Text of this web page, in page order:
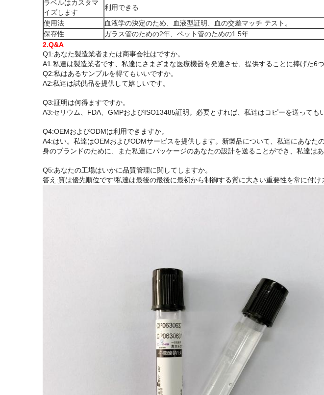
ラベルはカスタマ
イズします
利用できる
使用法
血液学の決定のため、血液型証明、血の交差マッチ テスト。
保存性
ガラス管のための2年、ペット管のための1.5年
2.Q&A
Q1:あなた製造業者または商事会社はですか。
A1:私達は製造業者です、私達にさまざまな医療機器を発達させ、提供することに捧げた6
Q2:私はあるサンプルを得てもいいですか。
A2:私達は試供品を提供して嬉しいです。
Q3:証明は何得ますですか。
A3:セリウム、FDA、GMPおよびISO13485証明。必要とすれば、私達はコピーを送っても
Q4:OEMおよびODMは利用できますか。
A4:はい。私達はOEMおよびODMサービスを提供します。新製品について、私達にあな
身のブランドのために、また私達にパッケージのあなたの設計を送ることができ、私達は
Q5:あなたの工場はいかに品質管理に関してしますか。
答え:質は優先順位です!私達は最後の最後に最初から制御する質に大きい重要性を常に付け